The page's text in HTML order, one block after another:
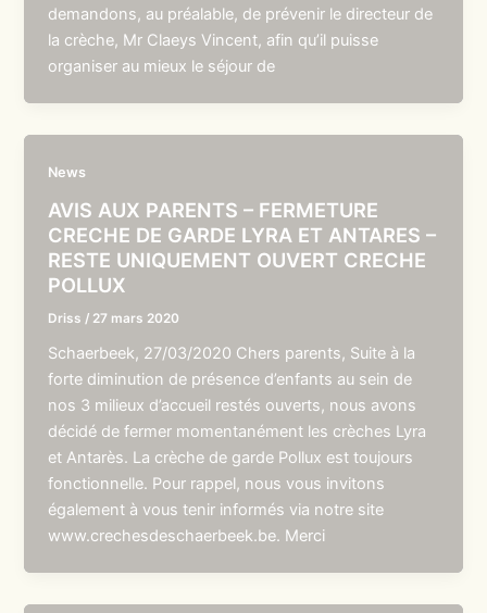
demandons, au préalable, de prévenir le directeur de
la crèche, Mr Claeys Vincent, afin qu’il puisse
organiser au mieux le séjour de
News
AVIS AUX PARENTS – FERMETURE
CRECHE DE GARDE LYRA ET ANTARES –
RESTE UNIQUEMENT OUVERT CRECHE
POLLUX
Driss / 27 mars 2020
Schaerbeek, 27/03/2020 Chers parents, Suite à la
forte diminution de présence d’enfants au sein de
nos 3 milieux d’accueil restés ouverts, nous avons
décidé de fermer momentanément les crèches Lyra
et Antarès. La crèche de garde Pollux est toujours
fonctionnelle. Pour rappel, nous vous invitons
également à vous tenir informés via notre site
www.crechesdeschaerbeek.be. Merci